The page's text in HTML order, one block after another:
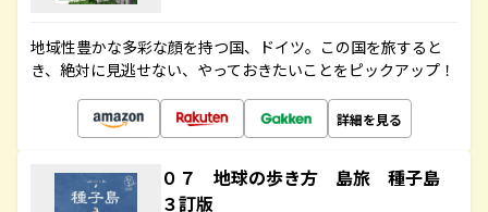
地域性豊かな多彩な顔を持つ国、ドイツ。この国を旅すると
き、絶対に見逃せない、やっておきたいことをピックアップ！
詳細を見る
０７ 地球の歩き方 島旅 種子島
３訂版